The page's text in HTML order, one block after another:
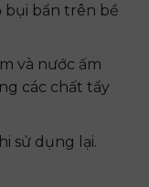
bụi bẩn trên bề
và nước ấm
các chất tẩy
sử dụng lại.